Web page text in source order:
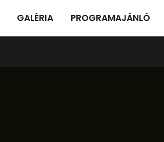
GALÉRIA PROGRAMAJÁNLÓ